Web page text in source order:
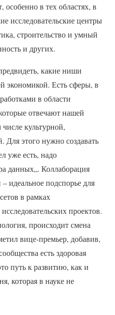
в тех областях, в
исследовательские центры
строительство и умный
и других.
какие ниши
экономикой. Есть сферы, в
в области
отвечают нашей
культурной,
Для этого нужно создавать
уже есть, надо
данных„. Коллаборация
идеальное подспорье для
в рамках
проектов.
происходит смена
вице-премьер, добавив,
есть здоровая
путь к развитию, как и
которая в науке не